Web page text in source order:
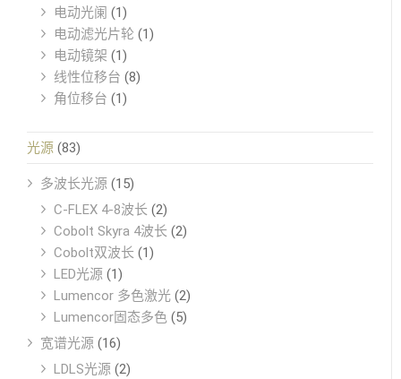
电动光阑 (1)
电动滤光片轮 (1)
电动镜架 (1)
线性位移台 (8)
角位移台 (1)
光源 (83)
多波长光源 (15)
C-FLEX 4-8波长 (2)
Cobolt Skyra 4波长 (2)
Cobolt双波长 (1)
LED光源 (1)
Lumencor 多色激光 (2)
Lumencor固态多色 (5)
宽谱光源 (16)
LDLS光源 (2)